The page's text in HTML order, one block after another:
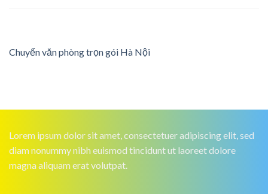
Chuyển văn phòng trọn gói Hà Nội
Lorem ipsum dolor sit amet, consectetuer adipiscing elit, sed
diam nonummy nibh euismod tincidunt ut laoreet dolore
magna aliquam erat volutpat.